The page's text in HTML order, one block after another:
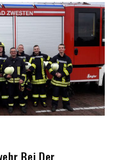
Bei Der